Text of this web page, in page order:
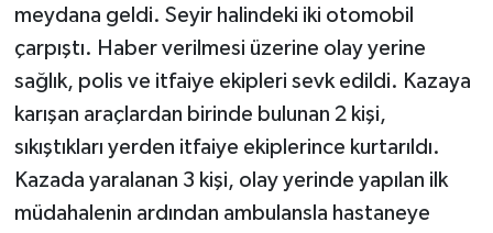
meydana geldi. Seyir halindeki iki otomobil
çarpıştı. Haber verilmesi üzerine olay yerine
sağlık, polis ve itfaiye ekipleri sevk edildi. Kazaya
karışan araçlardan birinde bulunan 2 kişi,
sıkıştıkları yerden itfaiye ekiplerince kurtarıldı.
Kazada yaralanan 3 kişi, olay yerinde yapılan ilk
müdahalenin ardından ambulansla hastaneye